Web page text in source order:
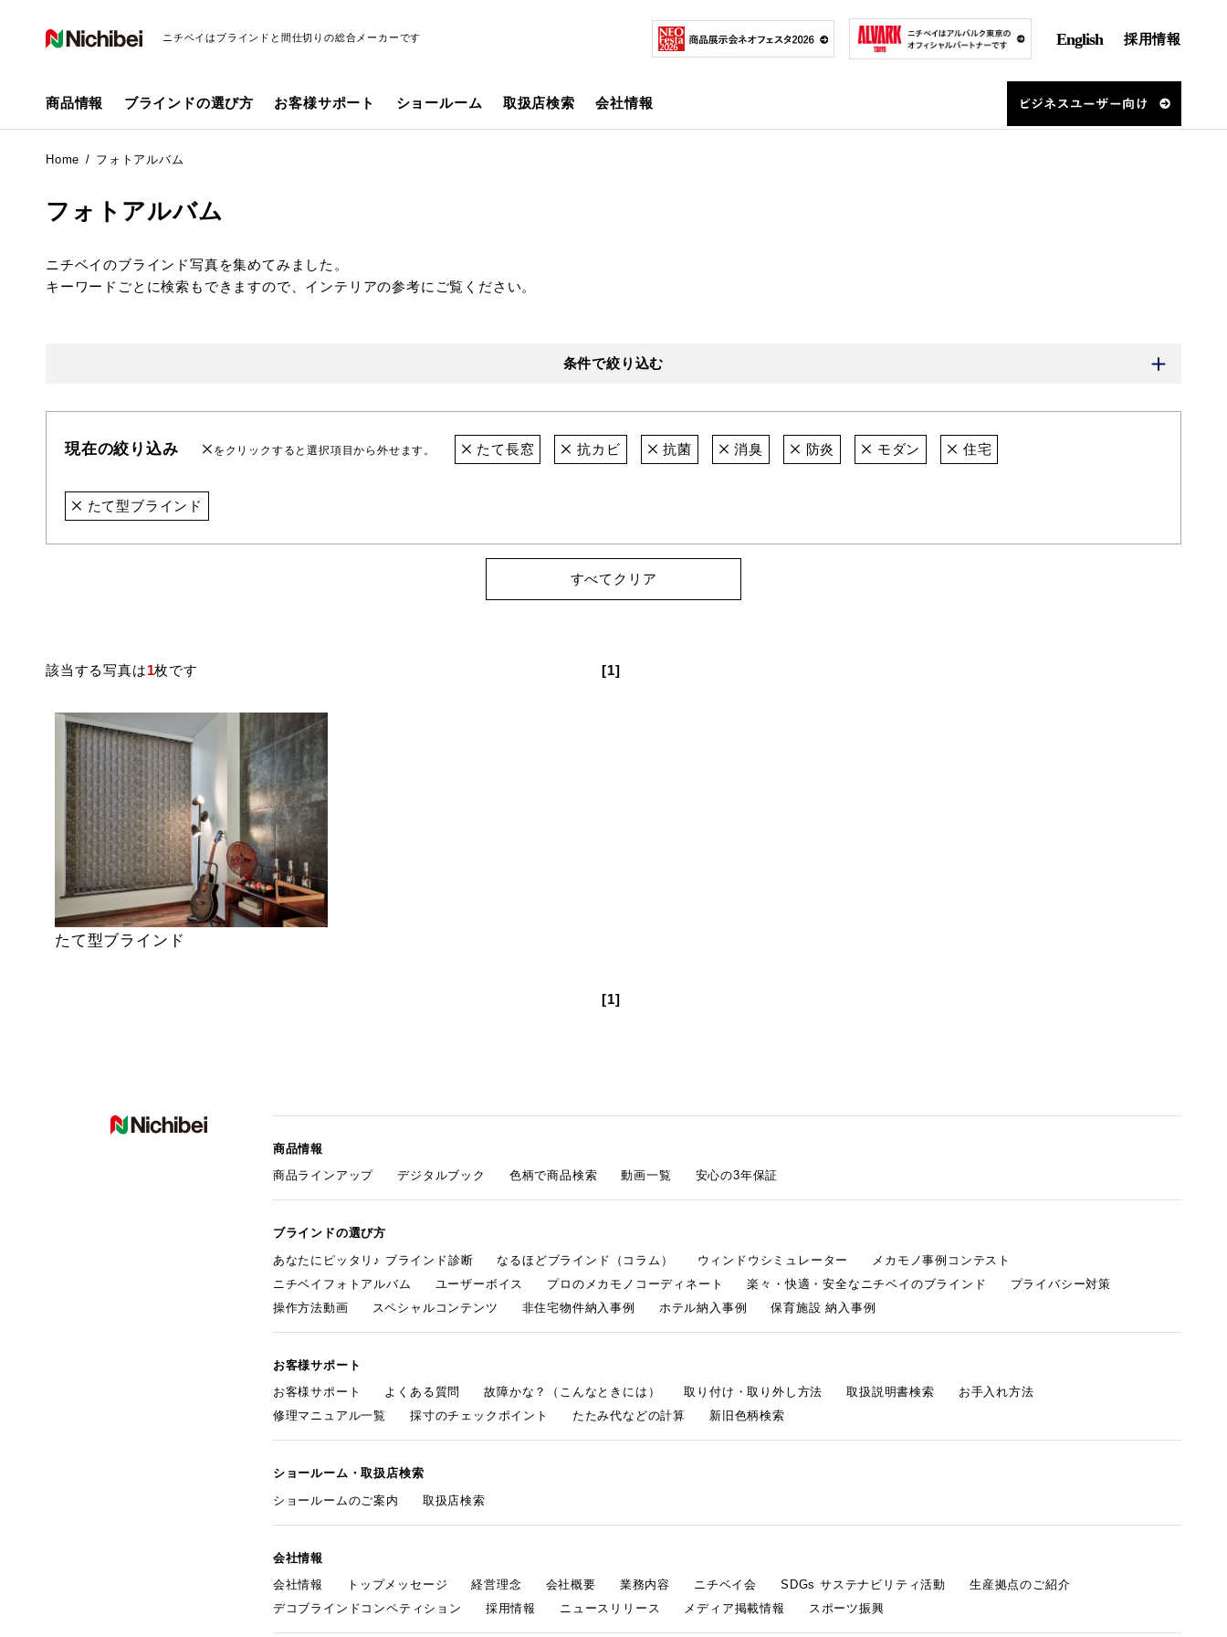
ニチベイはブラインドと間仕切りの総合メーカーです English 採用情報
商品情報 ブラインドの選び方 お客様サポート ショールーム 取扱店検索 会社情報
Home フォトアルバム
フォトアルバム
ニチベイのブラインド写真を集めてみました。
キーワードごとに検索もできますので、インテリアの参考にご覧ください。
条件で絞り込む
現在の絞り込み をクリックすると選択項目から外せます。 たて長窓 抗カビ 抗菌 消臭 防炎 モダン 住宅
たて型ブラインド
すべてクリア
該当する写真は1枚です [1]
たて型ブラインド
[1]
商品情報
商品ラインアップ
デジタルブック 色柄で商品検索 動画一覧 安心の3年保証
ブラインドの選び方
あなたにピッタリ♪ ブラインド診断
なるほどブラインド（コラム） ウィンドウシミュレーター
メカモノ事例コンテスト
ニチベイフォトアルバム
ユーザーボイス プロのメカモノコーディネート 楽々・快適・安全なニチベイのブラインド
プライバシー対策
操作方法動画
スペシャルコンテンツ 非住宅物件納入事例 ホテル納入事例 保育施設 納入事例
お客様サポート
お客様サポート
よくある質問 故障かな？（こんなときには） 取り付け・取り外し方法 取扱説明書検索
お手入れ方法
修理マニュアル一覧
採寸のチェックポイント たたみ代などの計算 新旧色柄検索
ショールーム・取扱店検索
ショールームのご案内
取扱店検索
会社情報
会社情報
トップメッセージ 経営理念 会社概要 業務内容 ニチベイ会 SDGs サステナビリティ活動
生産拠点のご紹介
デコブラインドコンペティション
採用情報 ニュースリリース メディア掲載情報 スポーツ振興